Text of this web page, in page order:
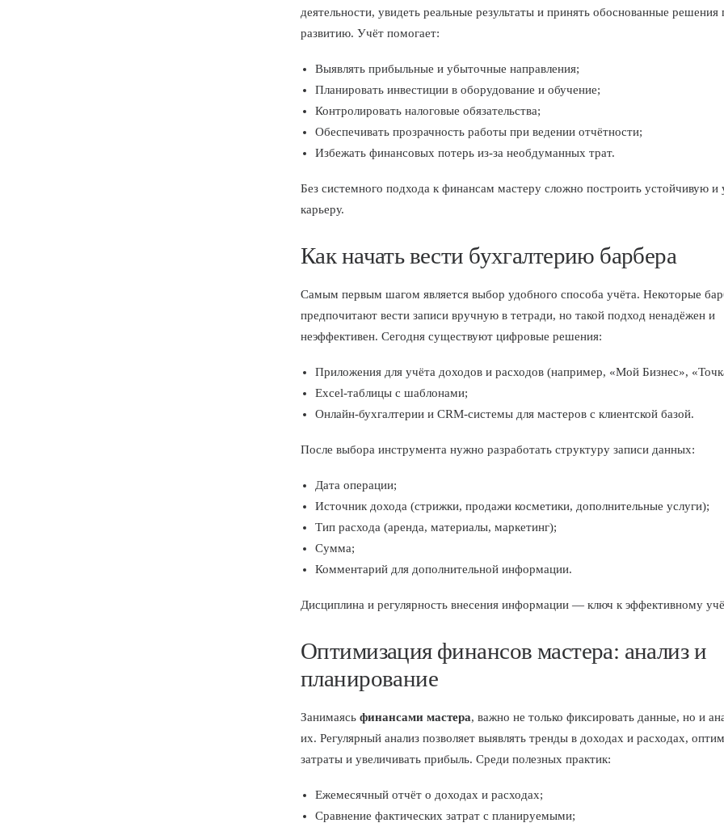
деятельности, увидеть реальные результаты и принять обоснованные решения
развитию. Учёт помогает:
Выявлять прибыльные и убыточные направления;
Планировать инвестиции в оборудование и обучение;
Контролировать налоговые обязательства;
Обеспечивать прозрачность работы при ведении отчётности;
Избежать финансовых потерь из-за необдуманных трат.
Без системного подхода к финансам мастеру сложно построить устойчивую
карьеру.
Как начать вести бухгалтерию барбера
Самым первым шагом является выбор удобного способа учёта. Некоторые
предпочитают вести записи вручную в тетради, но такой подход ненадёжен и
неэффективен. Сегодня существуют цифровые решения:
Приложения для учёта доходов и расходов (например, «Мой Бизнес»,
Excel-таблицы с шаблонами;
Онлайн-бухгалтерии и CRM-системы для мастеров с клиентской базой.
После выбора инструмента нужно разработать структуру записи данных:
Дата операции;
Источник дохода (стрижки, продажи косметики, дополнительные услуги);
Тип расхода (аренда, материалы, маркетинг);
Сумма;
Комментарий для дополнительной информации.
Дисциплина и регулярность внесения информации — ключ к эффективному
Оптимизация финансов мастера: анализ и
планирование
Занимаясь финансами мастера, важно не только фиксировать данные, но и
их. Регулярный анализ позволяет выявлять тренды в доходах и расходах,
затраты и увеличивать прибыль. Среди полезных практик:
Ежемесячный отчёт о доходах и расходах;
Сравнение фактических затрат с планируемыми;